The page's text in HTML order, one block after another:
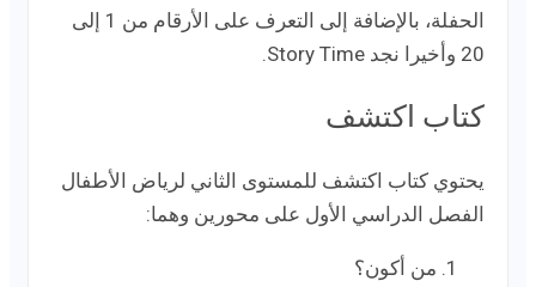
الحفلة، بالإضافة إلى التعرف على الأرقام من 1 إلى
20 وأخيرا نجد Story Time.
كتاب اكتشف
يحتوي كتاب اكتشف للمستوى الثاني لرياض الأطفال
الفصل الدراسي الأول على محورين وهما:
من أكون؟